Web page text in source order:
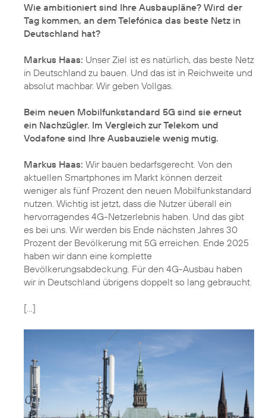
Wie ambitioniert sind Ihre Ausbaupläne? Wird der
Tag kommen, an dem Telefónica das beste Netz in
Deutschland hat?
Markus Haas: Unser Ziel ist es natürlich, das beste Netz
in Deutschland zu bauen. Und das ist in Reichweite und
absolut machbar. Wir geben Vollgas.
Beim neuen Mobilfunkstandard 5G sind sie erneut
ein Nachzügler. Im Vergleich zur Telekom und
Vodafone sind Ihre Ausbauziele wenig mutig.
Markus Haas: Wir bauen bedarfsgerecht. Von den
aktuellen Smartphones im Markt können derzeit
weniger als fünf Prozent den neuen Mobilfunkstandard
nutzen. Wichtig ist jetzt, dass die Nutzer überall ein
hervorragendes 4G-Netzerlebnis haben. Und das gibt
es bei uns. Wir werden bis Ende nächsten Jahres 30
Prozent der Bevölkerung mit 5G erreichen. Ende 2025
haben wir dann eine komplette
Bevölkerungsabdeckung. Für den 4G-Ausbau haben
wir in Deutschland übrigens doppelt so lang gebraucht.
[...]